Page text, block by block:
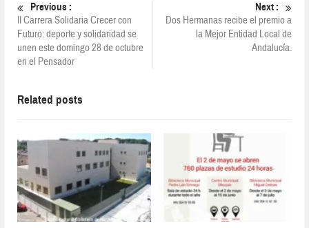
Previous :
II Carrera Solidaria Crecer con
Futuro: deporte y solidaridad se
unen este domingo 28 de octubre
en el Pensador
Next :
Dos Hermanas recibe el premio a
la Mejor Entidad Local de
Andalucía.
Related posts